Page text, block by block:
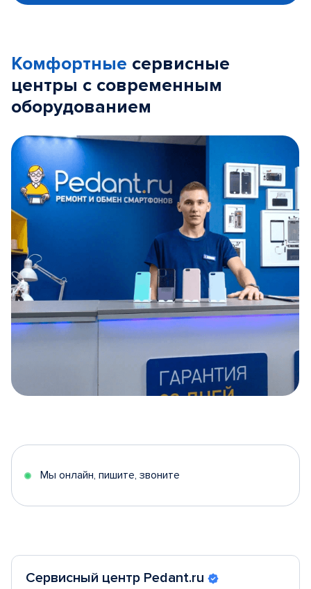
Комфортные сервисные
центры с современным
оборудованием
5
Мы онлайн, пишите, звоните
Сервисный центр Pedant.ru